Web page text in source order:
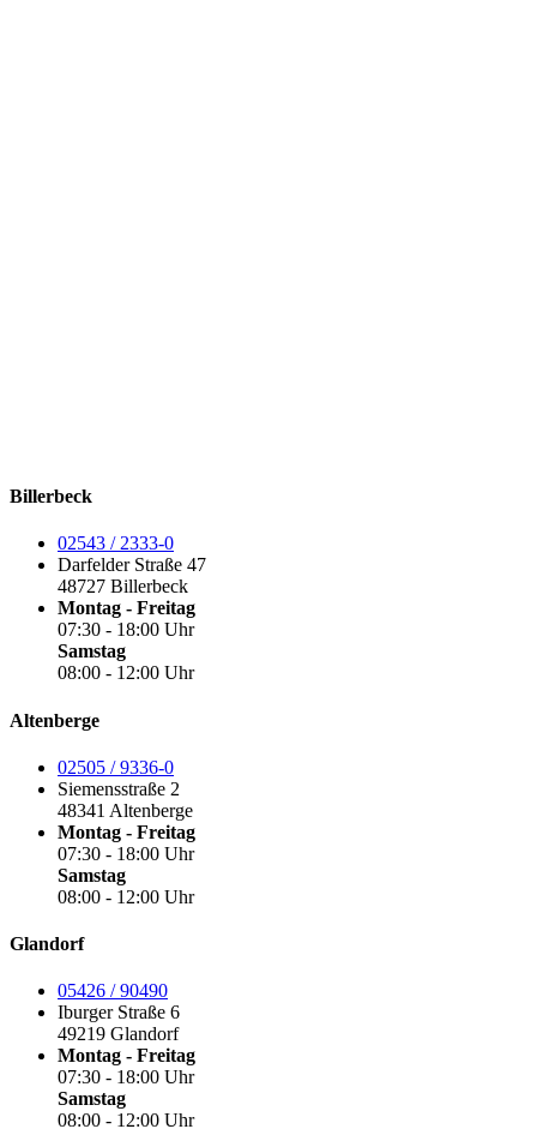
Billerbeck
02543 / 2333-0
Darfelder Straße 47
48727 Billerbeck
Montag - Freitag
07:30 - 18:00 Uhr
Samstag
08:00 - 12:00 Uhr
Altenberge
02505 / 9336-0
Siemensstraße 2
48341 Altenberge
Montag - Freitag
07:30 - 18:00 Uhr
Samstag
08:00 - 12:00 Uhr
Glandorf
05426 / 90490
Iburger Straße 6
49219 Glandorf
Montag - Freitag
07:30 - 18:00 Uhr
Samstag
08:00 - 12:00 Uhr